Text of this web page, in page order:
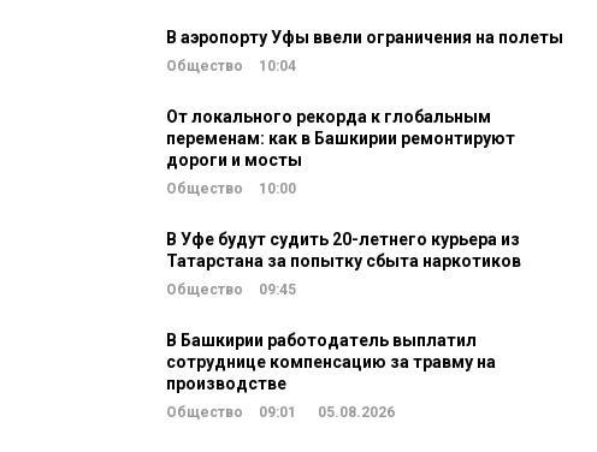
В аэропорту Уфы ввели ограничения на полеты
Общество 10:04
От локального рекорда к глобальным
переменам: как в Башкирии ремонтируют
дороги и мосты
Общество 10:00
В Уфе будут судить 20-летнего курьера из
Татарстана за попытку сбыта наркотиков
Общество 09:45
В Башкирии работодатель выплатил
сотруднице компенсацию за травму на
производстве
Общество 09:01 05.08.2026